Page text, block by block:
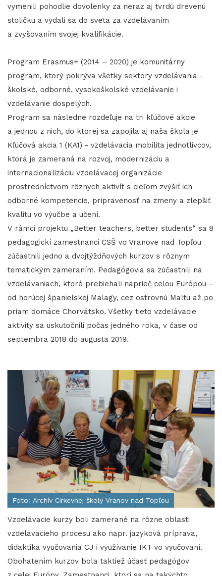
vymenili pohodlie dovolenky za neraz aj tvrdú drevenú
stoličku a vydali sa do sveta za vzdelávaním
a zvyšovaním svojej kvalifikácie.
Program Erasmus+ (2014 – 2020) je komunitárny
program, ktorý pokrýva všetky sektory vzdelávania -
školské, odborné, vysokoškolské vzdelávanie i
vzdelávanie dospelých.
Program sa následne rozdeľuje na tri kľúčové akcie
a jednou z nich, do ktorej sa zapojila aj naša škola je
Kľúčová akcia 1 (KA1) - vzdelávacia mobilita jednotlivcov,
ktorá je zameraná na rozvoj, modernizáciu a
internacionalizáciu vzdelávacej organizácie
prostredníctvom rôznych aktivít s cieľom zvýšiť ich
odborné kompetencie, pripravenosť na zmeny a zlepšiť
kvalitu vo výučbe a učení.
V rámci projektu „Better teachers, better students“ sa 8
pedagogickí zamestnanci CSŠ vo Vranove nad Topľou
zúčastnili jedno a dvojtýždňových kurzov s rôznym
tematickým zameraním. Pedagógovia sa zúčastnili na
vzdelávaniach, ktoré prebiehali naprieč celou Európou –
od horúcej španielskej Malagy, cez ostrovnú Maltu až po
priam domáce Chorvátsko. Všetky tieto vzdelávacie
aktivity sa uskutočnili počas jedného roka, v čase od
septembra 2018 do augusta 2019.
Foto: Archív Cirkevnej školy Vranov nad Topľou
Vzdelávacie kurzy boli zamerané na rôzne oblasti
vzdelávacieho procesu ako napr. jazyková príprava,
didaktika vyučovania CJ i využívanie IKT vo vyučovaní.
Obohatením kurzov bola taktiež účasť pedagógov